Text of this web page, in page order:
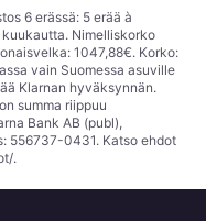
6 erässä: 5 erää à
Nimelliskorko
1047,88€. Korko:
vain Suomessa asuville
Klarnan hyväksynnän.
summa riippuu
Bank AB (publ),
556737-0431. Katso ehdot
.